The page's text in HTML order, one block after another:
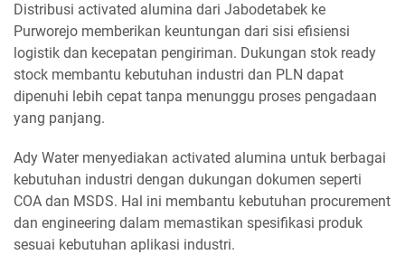
Distribusi activated alumina dari Jabodetabek ke
Purworejo memberikan keuntungan dari sisi efisiensi
logistik dan kecepatan pengiriman. Dukungan stok ready
stock membantu kebutuhan industri dan PLN dapat
dipenuhi lebih cepat tanpa menunggu proses pengadaan
yang panjang.
Ady Water menyediakan activated alumina untuk berbagai
kebutuhan industri dengan dukungan dokumen seperti
COA dan MSDS. Hal ini membantu kebutuhan procurement
dan engineering dalam memastikan spesifikasi produk
sesuai kebutuhan aplikasi industri.